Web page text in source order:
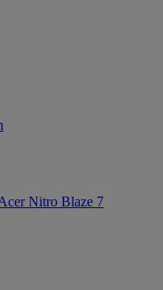
Nitro Blaze 7